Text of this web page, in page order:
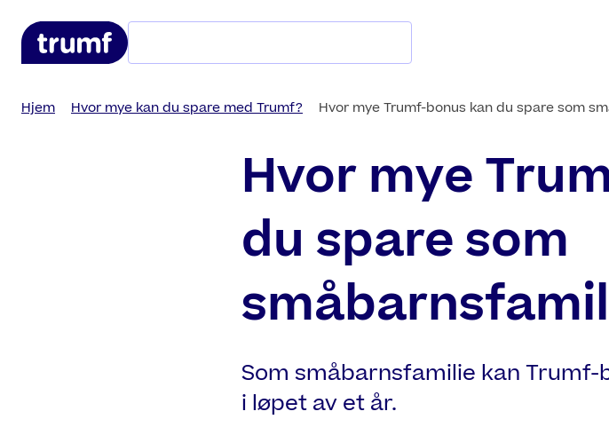
Hjem Hvor mye kan du spare med Trumf? Hvor mye Trumf-bonus kan du spare som
Hvor mye
du spare som
Som småbarnsfamilie kan
i løpet av et år.